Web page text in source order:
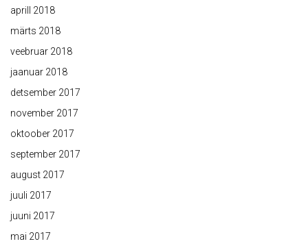
aprill 2018
märts 2018
veebruar 2018
jaanuar 2018
detsember 2017
november 2017
oktoober 2017
september 2017
august 2017
juuli 2017
juuni 2017
mai 2017